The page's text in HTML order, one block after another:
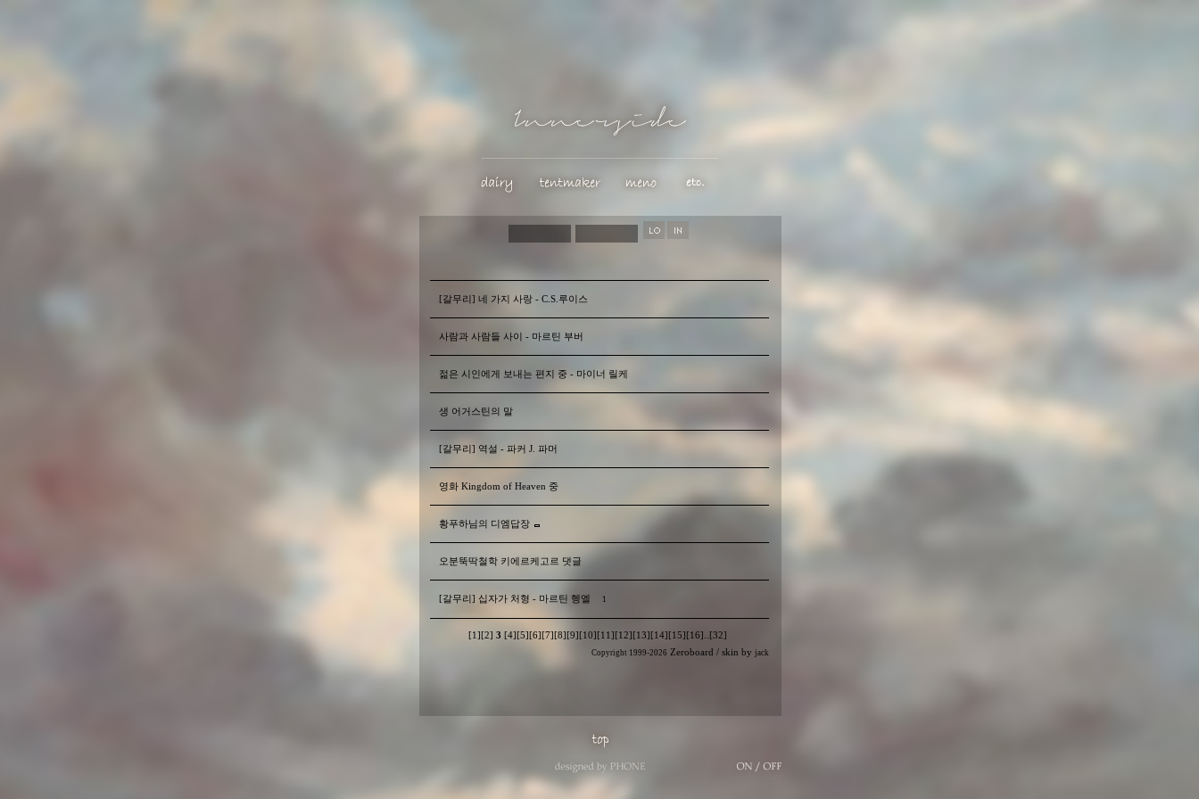
[갈무리] 네 가지 사랑 - C.S.루이스
사람과 사람들 사이 - 마르틴 부버
젊은 시인에게 보내는 편지 중 - 마이너 릴케
생 어거스틴의 말
[갈무리] 역설 - 파커 J. 파머
영화 Kingdom of Heaven 중
황푸하님의 디엠답장
오분뚝딱철학 키에르케고르 댓글
[갈무리] 십자가 처형 - 마르틴 헹엘 1
[1] [2] 3 [4] [5] [6] [7] [8] [9] [10] [11] [12] [13] [14] [15] [16] [32]
Copyright 1999-2026 Zeroboard / skin by jack